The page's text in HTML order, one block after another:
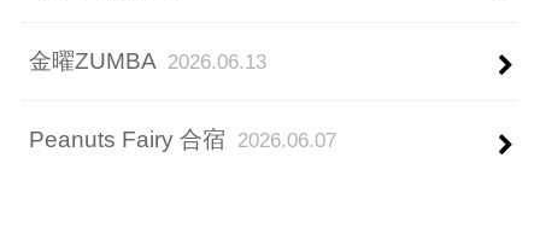
金曜ZUMBA 2026.06.13
Peanuts Fairy 合宿 2026.06.07